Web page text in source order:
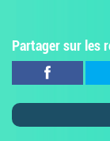
Partager sur les